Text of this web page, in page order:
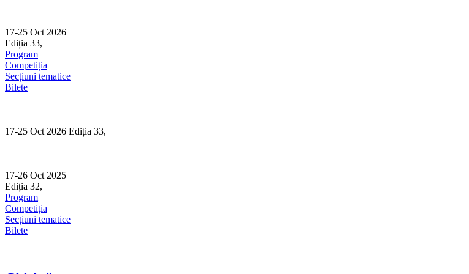
content
17-25 Oct 2026
Ediția 33,
Program
Competiția
Secțiuni tematice
Bilete
17-25 Oct 2026 Ediția 33,
17-26 Oct 2025
Ediția 32,
Program
Competiția
Secțiuni tematice
Bilete